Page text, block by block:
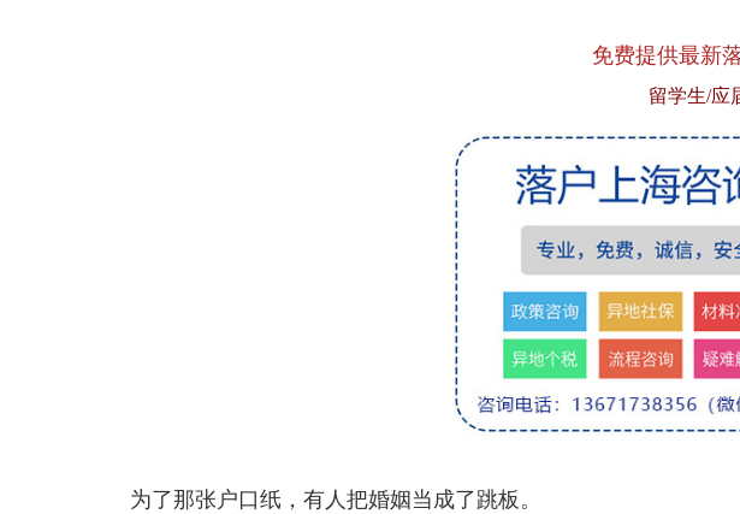
免费提供最新
留学生/应
为了那张户口纸，有人把婚姻当成了跳板。